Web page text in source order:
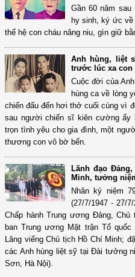
Gần 60 năm sau
hy sinh, ký ức
thế hệ con cháu nâng niu, gìn giữ
Anh hùng, liệt
trước lúc xa con
Cuộc đời của
hùng ca về lòng
chiến đấu đến hơi thở cuối cùng vì
sau người chiến sĩ kiên cường ấy
trọn tình yêu cho gia đình, một
thương con vô bờ bến.
Lãnh đạo
Minh, tưởng
Nhân kỷ niệm
(27/7/1947 - 27/
Chấp hành Trung ương Đảng,
ban Trung ương Mặt trận Tổ
Lăng viếng Chủ tịch Hồ Chí Minh;
các Anh hùng liệt sỹ tại Ðài tưởng
Sơn, Hà Nội).